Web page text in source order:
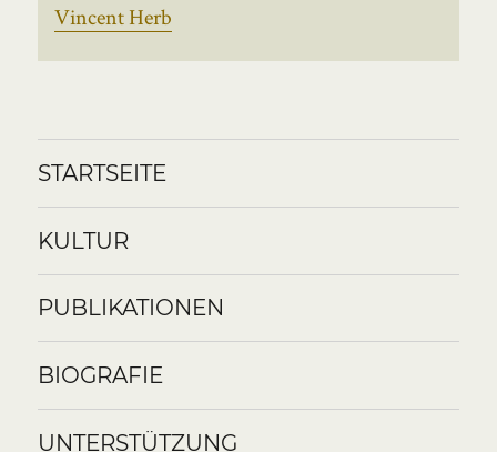
Vincent Herb
STARTSEITE
KULTUR
PUBLIKATIONEN
BIOGRAFIE
UNTERSTÜTZUNG